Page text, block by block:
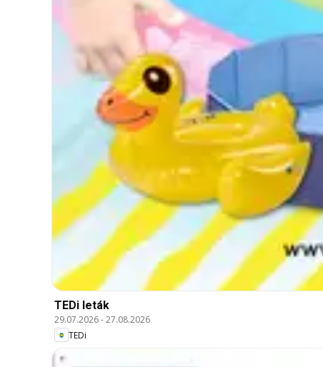
TEDi leták
29.07.2026-27.08.2026
TEDi